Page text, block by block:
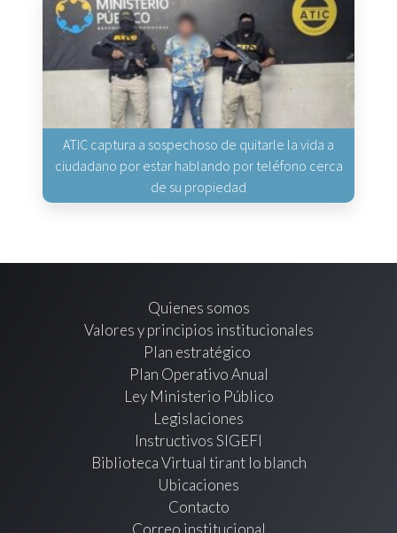
ATIC captura a sospechoso de quitarle la vida a
ciudadano por estar hablando por teléfono cerca
de su propiedad
Quienes somos
Valores y principios institucionales
Plan estratégico
Plan Operativo Anual
Ley Ministerio Público
Legislaciones
Instructivos SIGEFI
Biblioteca Virtual tirant lo blanch
Ubicaciones
Contacto
Correo institucional